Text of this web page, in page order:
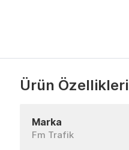
Ürün Özellikleri
Marka
Fm Trafik